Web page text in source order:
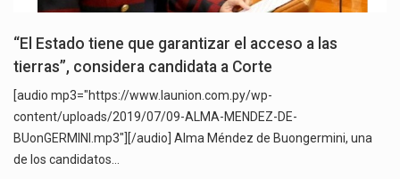
“El Estado tiene que garantizar el acceso a las
tierras”, considera candidata a Corte
[audio mp3="https://www.launion.com.py/wp-
content/uploads/2019/07/09-ALMA-MENDEZ-DE-
BUonGERMINI.mp3"][/audio] Alma Méndez de Buongermini, una
de los candidatos…